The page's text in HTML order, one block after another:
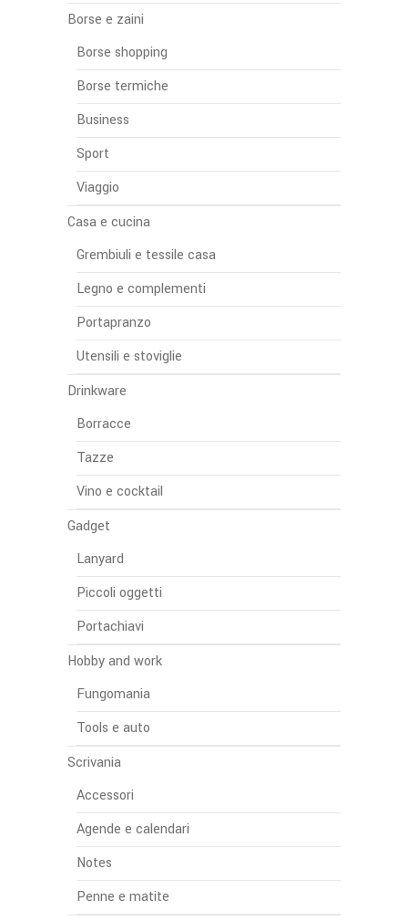
Borse e zaini
Borse shopping
Borse termiche
Business
Sport
Viaggio
Casa e cucina
Grembiuli e tessile casa
Legno e complementi
Portapranzo
Utensili e stoviglie
Drinkware
Borracce
Tazze
Vino e cocktail
Gadget
Lanyard
Piccoli oggetti
Portachiavi
Hobby and work
Fungomania
Tools e auto
Scrivania
Accessori
Agende e calendari
Notes
Penne e matite